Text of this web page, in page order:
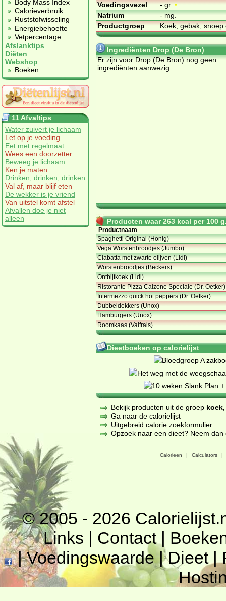
Body Mass Index
Calorieverbruik
Ruststofwisseling
Energiebehoefte
Vetpercentage
Afslanktips
Diëten
Webshop
Boeken
11 Afvaltips
Water zuivert je lichaam
Let op je voeding
Eet met regelmaat
Wees een doorzetter
Beweeg je lichaam
Ken je maten
Drinken, drinken, drinken
Val af, maar blijf eten
De wekker is je vriend
Van uitstel komt afstel
Afvallen doe je niet
alleen
Voedingsvezel
- gr.•
Natrium
- mg.
Productgroep
Koek, gebak,
Ingrediënten Drop (De Bron)
Er zijn voor Drop (De Bron) nog geen
ingrediënten aanwezig.
Producten waar 263 kcal per 100
Productnaam
Spaghetti Original (Honig)
Vega Worstenbroodjes (Jumbo)
Ciabatta met zwarte olijven (Lidl)
Worstenbroodjes (Beckers)
Ontbijtkoek (Lidl)
Ristorante Pizza Calzone Speciale (Dr. Oetker)
Intermezzo quick hot peppers (Dr. Oetker)
Dubbeldekkers (Unox)
Hamburgers (Unox)
Roomkaas (Valfrais)
Dieetboeken op calorielijst
Bekijk producten uit de groep
Ga naar de calorielijst
Uitgebreid calorie zoekformulier
Opzoek naar een dieet? Neem
Calorieen | Calculators |
© 2005 - 2026
Links | Contact|
|Voedingswaarde|Dieet|